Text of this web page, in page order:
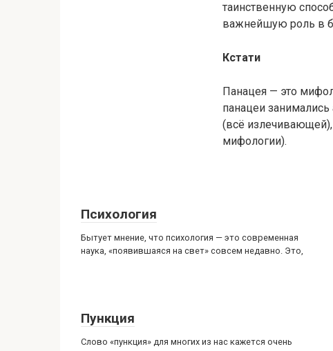
таинственную
важнейшую роль в
Кстати
Панацея — это
панацеи
(всё
мифологии).
Психология
Бытует мнение, что психология — это современная
наука, «появившаяся на свет» совсем недавно. Это,
Пункция
Слово «пункция» для многих из нас кажется очень